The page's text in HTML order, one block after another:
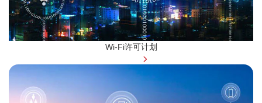
Wi-Fi许可计划